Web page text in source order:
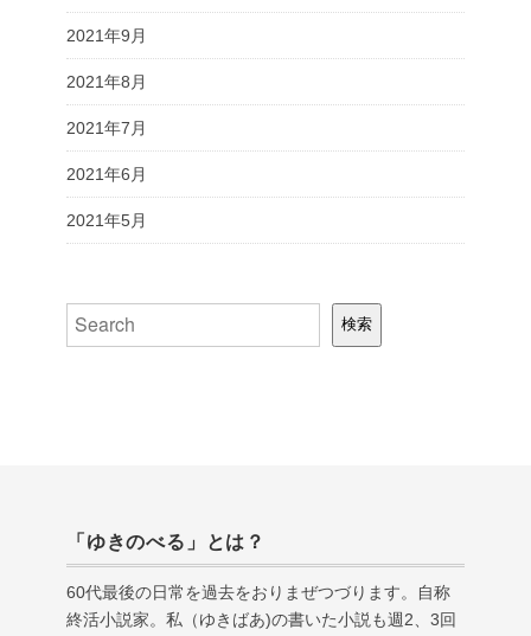
2021年9月
2021年8月
2021年7月
2021年6月
2021年5月
検索 検索
「ゆきのべる」とは？
60代最後の日常を過去をおりまぜつづります。自称
終活小説家。私（ゆきばあ)の書いた小説も週 2 3回